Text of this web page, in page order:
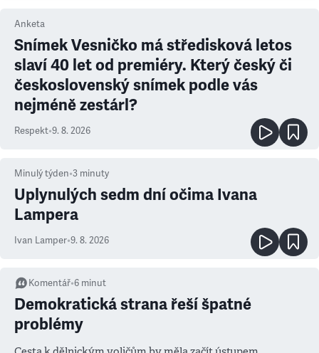
Anketa
Snímek Vesničko má středisková letos
slaví 40 let od premiéry. Který český či
československý snímek podle vás
nejméně zestárl?
Respekt•9. 8. 2026
Minulý týden•3 minuty
Uplynulých sedm dní očima Ivana
Lampera
Ivan Lamper•9. 8. 2026
Komentář•6 minut
Demokratická strana řeší špatné
problémy